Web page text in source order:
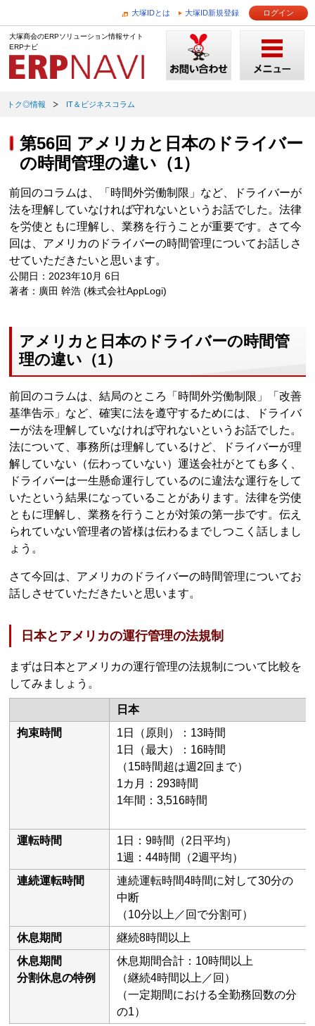
大塚IDとは 大塚ID新規登録 ログイン
大塚商会のERPソリューション情報サイト
ERPナビ
トク◎情報 IT＆ビジネスコラム
第56回 アメリカと日本のドライバー
の時間管理の違い（1）
前回のコラムは、「時間外労働制限」など、ドライバーが
法を理解していなければ守れないというお話でした。法律
を労使ともに理解し、業務を行うことが重要です。さて今
回は、アメリカのドライバーの時間管理についてお話しさ
せていただきたいと思います。
公開日：2023年10月 6日
著者：廣田 幹浩 (株式会社AppLogi)
アメリカと日本のドライバーの時間管
理の違い（1）
前回のコラムは、結局のところ「時間外労働制限」「改善
基準告示」など、確実に法を遵守するためには、ドライバ
ーが法を理解していなければ守れないというお話でした。
法について、事務所は理解しているけど、ドライバーが理
解していない（伝わっていない）運送会社がとても多く、
ドライバーは一生懸命運行しているのに違法な運行をして
いたという結果になっていることがあります。法律を労使
ともに理解し、業務を行うことが対策の第一歩です。伝え
られていない管理者の皆様は伝わるまでしつこく話しまし
ょう。
さて今回は、アメリカのドライバーの時間管理についてお
話しさせていただきたいと思います。
日本とアメリカの運行管理の法規制
まずは日本とアメリカの運行管理の法規制について比較を
してみましょう。
日本
拘束時間
1日（原則）：13時間
1日（最大）：16時間
（15時間超は週2回まで）
1カ月：293時間
1年間：3,516時間
運転時間
1日：9時間（2日平均）
1週：44時間（2週平均）
連続運転時間
連続運転時間4時間に対して30分の
中断
（10分以上／回で分割可）
休息期間
継続8時間以上
休息期間
分割休息の特例
休息期間合計：10時間以上
（継続4時間以上／回）
（一定期間における全勤務回数の分
の1）